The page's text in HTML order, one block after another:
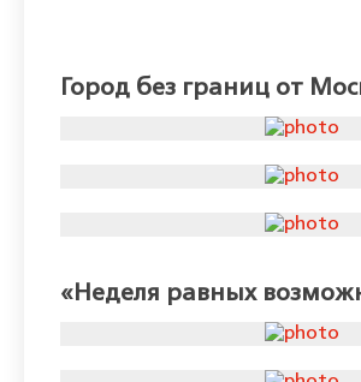
Город без границ от
«Неделя равных